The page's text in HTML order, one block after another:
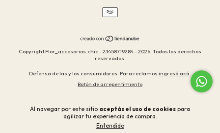
Al navegar por este sitio aceptás el uso de cookies para
agilizar tu experiencia de compra.
Entendido
Copyright Flor_accesorios.chic - 23458719284 - 2026. Todos los derechos
reservados.
Defensa de las y los consumidores. Para reclamos ingresá acá.
Botón de arrepentimiento